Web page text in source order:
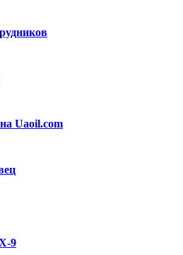
Uaoil.com
9